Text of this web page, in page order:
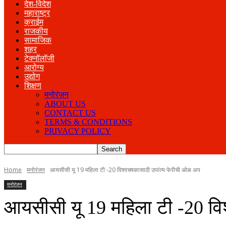
देश-विदेश
महाराष्ट्र
क्राईम
राजकीय
सामाजिक
शहर
टेक्नॉलॉजी
आरोग्य
उद्योग
शिक्षण
मनोरंजन
ABOUT US
CONTACT US
TERMS & CONDITIONS
PRIVACY POLICY
Home मनोरंजन आयसीसी यू 19 महिला टी -20 विश्वचषकासाठी उपांत्य फेरीची ओळ अप
मनोरंजन
आयसीसी यू 19 महिला टी -20